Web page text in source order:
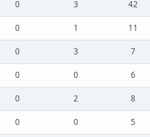
0 3
42
0 1
11
0 3
7
0 0
6
0 2
8
0 0
5